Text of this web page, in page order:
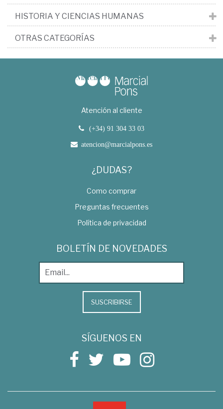
HISTORIA Y CIENCIAS HUMANAS
OTRAS CATEGORÍAS
Atención al cliente
(+34) 91 304 33 03
atencion@marcialpons.es
¿DUDAS?
Como comprar
Preguntas frecuentes
Política de privacidad
BOLETÍN DE NOVEDADES
SUSCRIBIRSE
SÍGUENOS EN